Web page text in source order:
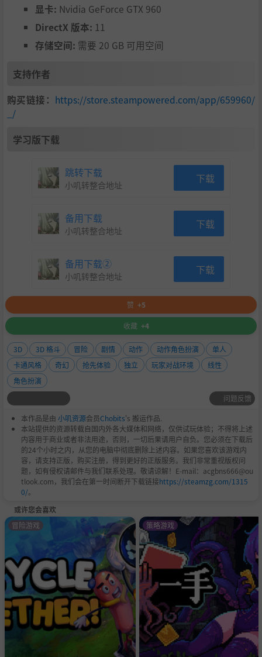
显卡: Nvidia GeForce GTX 960
DirectX 版本: 11
存储空间: 需要 20 GB 可用空间
支持作者
购买链接： https://store.steampowered.com/app/659960/
_/
学习版下载
跳转下载
小叽转整合地址 下载
备用下载
小叽转整合地址 下载
备用下载②
小叽转整合地址 下载
赞 +5
收藏 +4
3D 3D 格斗 冒险 剧情 动作 动作角色扮演
单人
卡通风格
奇幻 抢先体验 独立 玩家对战环境
线性
角色扮演
问题反馈
本作品是由 小叽资源会员Chobits's 搬运作品.
本站提供的资源转载自国内外各大媒体和网络，仅供试玩体验；不得将上述
内容用于商业或者非法用途，否则，一切后果请用户自负。您必须在下载后
的24个小时之内，从您的电脑中彻底删除上述内容。如果您喜欢该游戏内
容，请支持正版，购买注册，得到更好的正版服务。我们非常重视版权问
题，如有侵权请邮件与我们联系处理。敬请谅解！E-mail：acgbns666@ou
tlook.com，我们会在第一时间断开下载链接https://steamzg.com/1315
0/。
或许您会喜欢
冒险游戏 策略游戏